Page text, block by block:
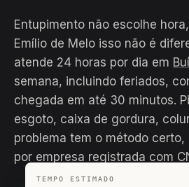
Entupimento não escolhe
Emílio de Melo isso não é
atende 24 horas por dia em
semana, incluindo feriados,
chegada em até 30 minutos.
esgoto, caixa de gordura,
problema tem o método certo,
por empresa registrada com
TEMPO ESTIMADO